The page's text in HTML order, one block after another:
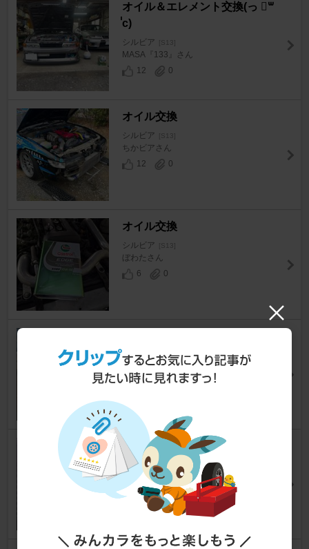
オイル＆エレメント交換(っ ॑꒳
॑c)
シルビア [S13]
MASA『133』さん
12
0
オイル交換
シルビア [S13]
ちかビアさん
12
0
オイル交換
シルビア [S13]
ぼわたさん
6
0
シルビア [S13]
moto work sさん
17
エアコン小型化や、色々やって
みた冷却コアの配置
シルビア [S13]
pozio@ぷっさんさん